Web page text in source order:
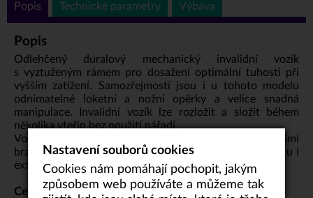
Popis Technické parametry Výbava
Popis
Odlehčený duralový mechanický invalidní vozík
s vyztuženým rámem pro dosažení optimální tuhosti při
vyšším zatížení. Samozřejmostí jsou i u tohoto modelu
odnímatelné loketní a nožní opěrky a velice snadná
manipulace. Invalidní vozík lze rozložit a složit během
několika vteřin bez použití nářadí.
Vozík je vybaven rychloupínacími koly a parkovacími
brzdami. Je vhodný pro každodenní používání v interiéru i
exteriéru.
Cena vozíku s šíří sedu 49 až 54 cm je 4 290 Kč.
Nastavení souborů cookies
Cookies nám pomáhají pochopit, jakým
způsobem web používáte a můžeme tak